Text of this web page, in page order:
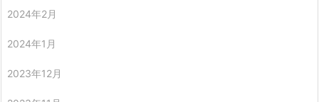
2024年2月
2024年1月
2023年12月